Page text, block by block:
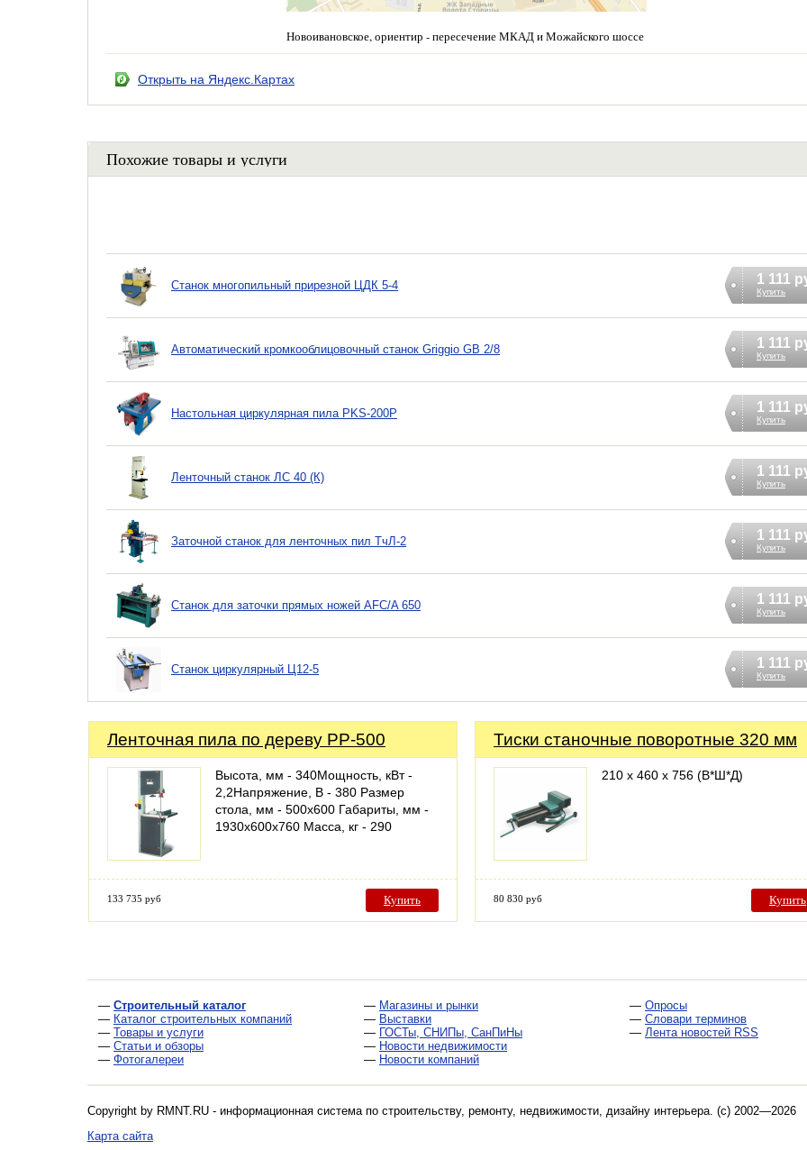
Новоивановское, ориентир - пересечение МКАД и Можайского шоссе
Открыть на Яндекс.Картах
Похожие товары и услуги
Станок многопильный прирезной ЦДК 5-4 1 111
Купить
Автоматический кромкооблицовочный станок Griggio GB 2/8 1 111
Купить
Настольная циркулярная пила PKS-200P 1 111
Купить
Ленточный станок ЛС 40 (К) 1 111
Купить
Заточной станок для ленточных пил ТчЛ-2 1 111
Купить
Станок для заточки прямых ножей AFC/A 650 1 111
Купить
Станок циркулярный Ц12-5 1 111
Купить
Ленточная пила по дереву PP-500
Высота, мм - 340Мощность, кВт -
2,2Напряжение, В - 380 Размер
стола, мм - 500х600 Габариты, мм -
1930х600х760 Масса, кг - 290
133 735 руб Купить
Тиски станочные поворотные 320 мм
210 х 460 х 756 (В*Ш*Д)
80 830 руб Купить
— Строительный каталог
— Каталог строительных компаний
— Товары и услуги
— Статьи и обзоры
— Фотогалереи
— Магазины и рынки
— Выставки
— ГОСТы, СНИПы, СанПиНы
— Новости недвижимости
— Новости компаний
— Опросы
— Словари терминов
— Лента новостей RSS
Copyright by RMNT.RU - информационная система по строительству, ремонту, недвижимости, дизайну интерьера. (c) 2002—2026
Карта сайта